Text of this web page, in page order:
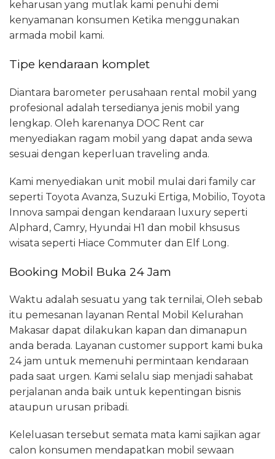
keharusan yang mutlak kami penuhi demi
kenyamanan konsumen Ketika menggunakan
armada mobil kami.
Tipe kendaraan komplet
Diantara barometer perusahaan rental mobil yang
profesional adalah tersedianya jenis mobil yang
lengkap. Oleh karenanya DOC Rent car
menyediakan ragam mobil yang dapat anda sewa
sesuai dengan keperluan traveling anda.
Kami menyediakan unit mobil mulai dari family car
seperti Toyota Avanza, Suzuki Ertiga, Mobilio, Toyota
Innova sampai dengan kendaraan luxury seperti
Alphard, Camry, Hyundai H1 dan mobil khsusus
wisata seperti Hiace Commuter dan Elf Long.
Booking Mobil Buka 24 Jam
Waktu adalah sesuatu yang tak ternilai, Oleh sebab
itu pemesanan layanan Rental Mobil Kelurahan
Makasar dapat dilakukan kapan dan dimanapun
anda berada. Layanan customer support kami buka
24 jam untuk memenuhi permintaan kendaraan
pada saat urgen. Kami selalu siap menjadi sahabat
perjalanan anda baik untuk kepentingan bisnis
ataupun urusan pribadi.
Keleluasan tersebut semata mata kami sajikan agar
calon konsumen mendapatkan mobil sewaan